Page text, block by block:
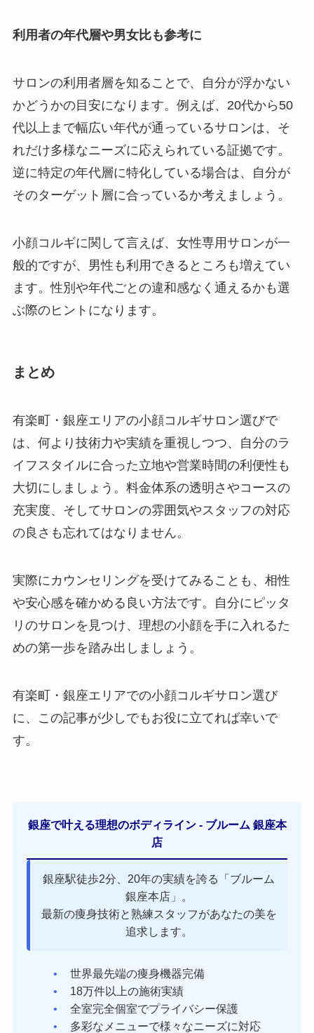
利用者の年代層や男女比も参考に
サロンの利用者層を知ることで、自分が浮かない
かどうかの目安になります。例えば、20代から50
代以上まで幅広い年代が通っているサロンは、そ
れだけ多様なニーズに応えられている証拠です。
逆に特定の年代層に特化している場合は、自分が
そのターゲット層に合っているか考えましょう。
小顔コルギに関して言えば、女性専用サロンが一
般的ですが、男性も利用できるところも増えてい
ます。性別や年代ごとの違和感なく通えるかも選
ぶ際のヒントになります。
まとめ
有楽町・銀座エリアの小顔コルギサロン選びで
は、何より技術力や実績を重視しつつ、自分のラ
イフスタイルに合った立地や営業時間の利便性も
大切にしましょう。料金体系の透明さやコースの
充実度、そしてサロンの雰囲気やスタッフの対応
の良さも忘れてはなりません。
実際にカウンセリングを受けてみることも、相性
や安心感を確かめる良い方法です。自分にピッタ
リのサロンを見つけ、理想の小顔を手に入れるた
めの第一歩を踏み出しましょう。
有楽町・銀座エリアでの小顔コルギサロン選び
に、この記事が少しでもお役に立てれば幸いで
す。
銀座で叶える理想のボディライン - ブルーム 銀座本
店
銀座駅徒歩2分、20年の実績を誇る「ブルーム
銀座本店」。
最新の痩身技術と熟練スタッフがあなたの美を
追求します。
世界最先端の痩身機器完備
18万件以上の施術実績
全室完全個室でプライバシー保護
多彩なメニューで様々なニーズに対応